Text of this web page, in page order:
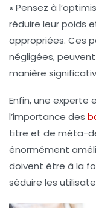
« Pensez à
réduire leur poids
appropriées. Ces
négligées,
manière
Enfin, une experte
l’importance des
titre et de méta-
énormément
doivent être à la
séduire les